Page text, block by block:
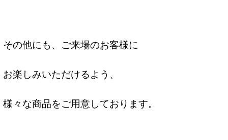
その他にも、ご来場のお客様に
お楽しみいただけるよう、
様々な商品をご用意しております。